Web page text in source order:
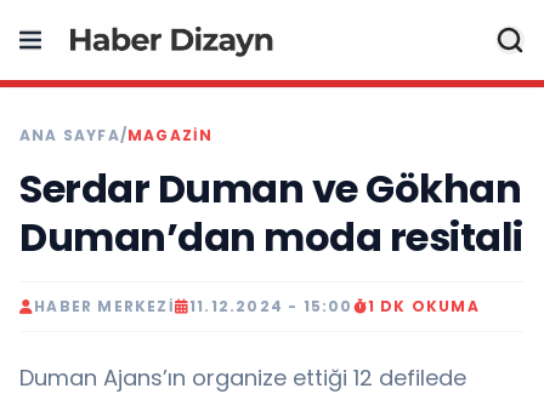
ANA SAYFA/MAGAZIN
Serdar Duman ve Gökhan
Duman’dan moda resitali
HABER MERKEZI 11.12.2024 - 15:00 1 DK OKUMA
Duman Ajans’ın organize ettiği 12 defilede